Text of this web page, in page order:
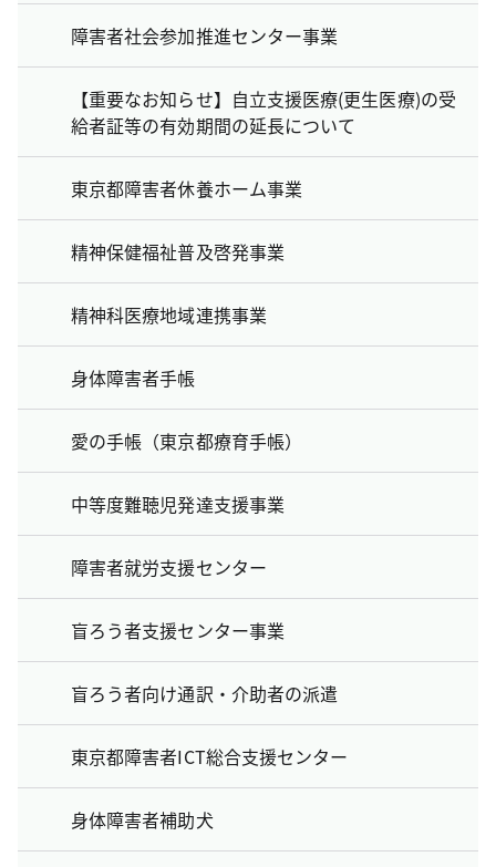
障害者社会参加推進センター事業
【重要なお知らせ】自立支援医療(更生医療)の受
給者証等の有効期間の延長について
東京都障害者休養ホーム事業
精神保健福祉普及啓発事業
精神科医療地域連携事業
身体障害者手帳
愛の手帳（東京都療育手帳）
中等度難聴児発達支援事業
障害者就労支援センター
盲ろう者支援センター事業
盲ろう者向け通訳・介助者の派遣
東京都障害者ICT総合支援センター
身体障害者補助犬